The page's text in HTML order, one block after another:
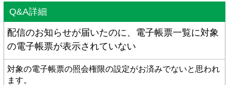
Q&A詳細
配信のお知らせが届いたのに、電子帳票一覧に対象
の電子帳票が表示されていない
対象の電子帳票の照会権限の設定がお済みでないと思われ
ます。